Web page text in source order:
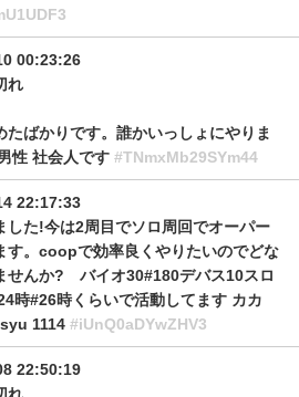
00:23:26
れ
たばかりです。誰かいっしょにやりま
性 社会人です #TNmxMb29SYm44
22:17:33
した!今は2周目でソロ周回でオーパー
す。coopで効率良くやりたいのでどな
せんか? バイオ30#180デバス10スロ
時#26時くらいで活動してます カカ
1114 #iUnQ0aDYwZHV3
22:50:19